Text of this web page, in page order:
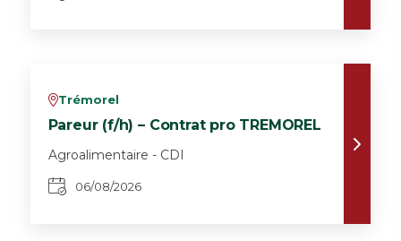
vTrémorel
Pareur (f/h) – Contrat pro TREMOREL
Agroalimentaire - CDI
06/08/2026